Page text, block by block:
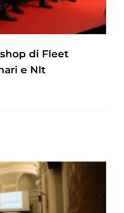
di Fleet
e Nlt